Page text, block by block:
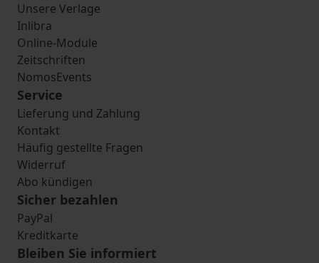
Unsere Verlage
Inlibra
Online-Module
Zeitschriften
NomosEvents
Service
Lieferung und Zahlung
Kontakt
Häufig gestellte Fragen
Widerruf
Abo kündigen
Sicher bezahlen
PayPal
Kreditkarte
Bleiben Sie informiert